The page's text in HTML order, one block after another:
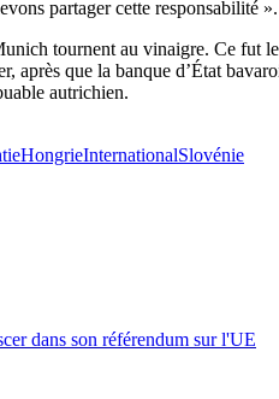
partager cette responsabilité ».
tournent au vinaigre. Ce
après que la banque d’État
autrichien.
HongrieInternationalSlovénie
dans son référendum sur l'UE